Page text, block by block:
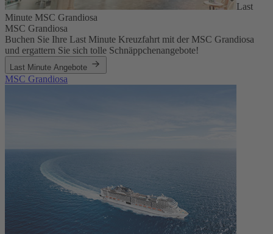
Last
Minute MSC Grandiosa
MSC Grandiosa
Buchen Sie Ihre Last Minute Kreuzfahrt mit der MSC Grandiosa
und ergattern Sie sich tolle Schnäppchenangebote!
Last Minute Angebote
MSC Grandiosa